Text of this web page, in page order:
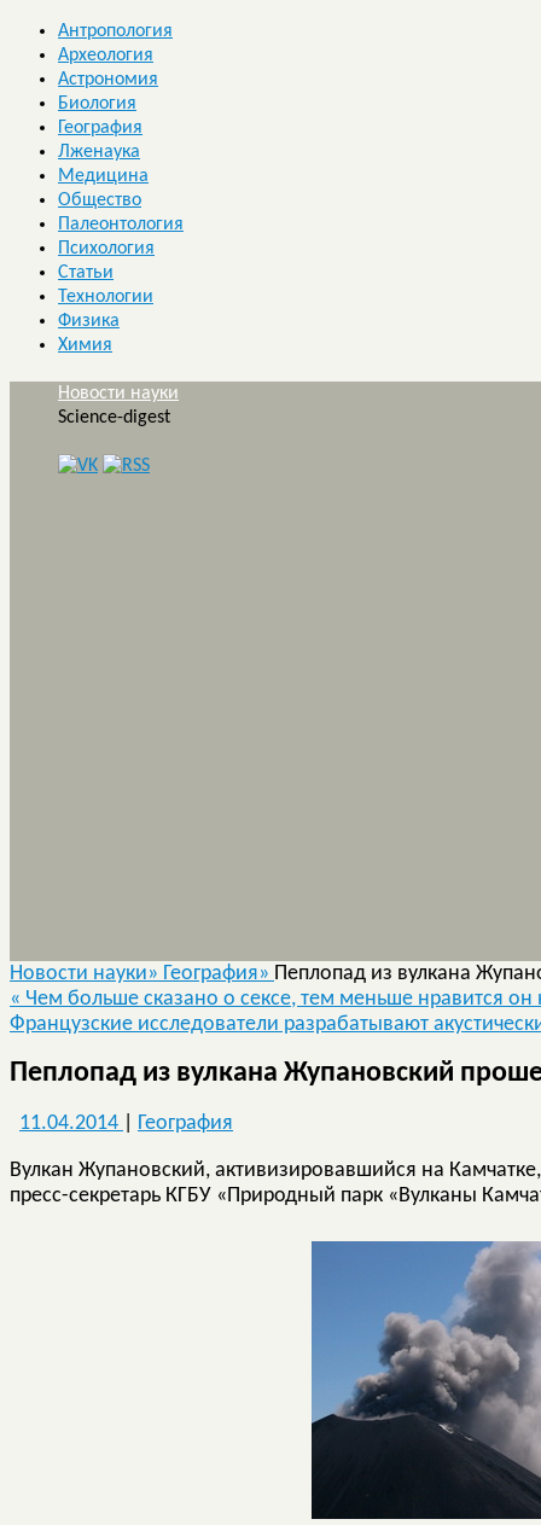
Антропология
Археология
Астрономия
Биология
География
Лженаука
Медицина
Общество
Палеонтология
Психология
Статьи
Технологии
Физика
Химия
Новости науки
Science-digest
Новости науки» География» Пеплопад из вулкана
« Чем больше сказано о сексе, тем меньше нравится он
Французские исследователи разрабатывают
Пеплопад из вулкана Жупановский
11.04.2014 География
Вулкан Жупановский, активизировавшийся на
пресс-секретарь КГБУ «Природный парк «Вулканы